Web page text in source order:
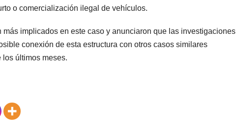
o comercialización ilegal de vehículos.
implicados en este caso y anunciaron que las investigaciones
conexión de esta estructura con otros casos similares
últimos meses.